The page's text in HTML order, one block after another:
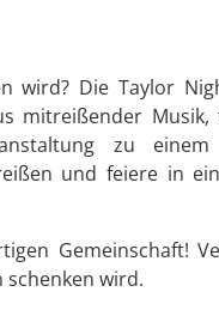
wird? Die Taylor
mitreißender Musik,
zu
und feiere in
Gemeinschaft!
schenken wird.